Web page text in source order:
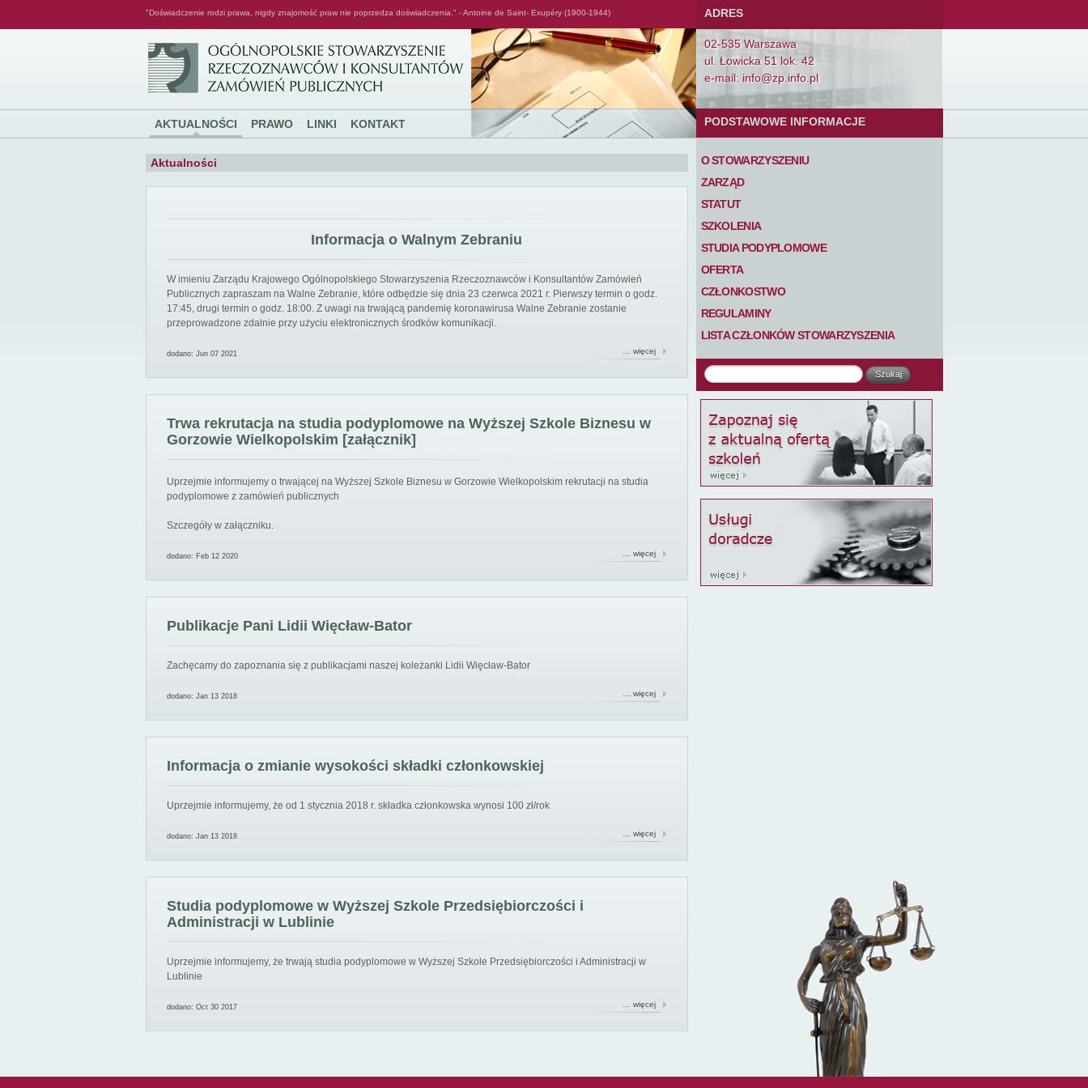
"Doświadczenie rodzi prawa, nigdy znajomość praw nie poprzedza doświadczenia." - Antoine de Saint- Exupéry (1900-1944)
AKTUALNOŚCI PRAWO LINKI KONTAKT
ADRES
02-535 Warszawa
ul. Łowicka 51 lok. 42
e-mail: info@zp.info.pl
PODSTAWOWE INFORMACJE
O STOWARZYSZENIU
ZARZĄD
STATUT
SZKOLENIA
STUDIA PODYPLOMOWE
OFERTA
CZŁONKOSTWO
REGULAMINY
LISTA CZŁONKÓW STOWARZYSZENIA
Aktualności
Informacja o Walnym Zebraniu
W imieniu Zarządu Krajowego Ogólnopolskiego Stowarzyszenia Rzeczoznawców i Konsultantów Zamówień
Publicznych zapraszam na Walne Zebranie, które odbędzie się dnia 23 czerwca 2021 r. Pierwszy termin o godz.
17:45, drugi termin o godz. 18:00. Z uwagi na trwającą pandemię koronawirusa Walne Zebranie zostanie
przeprowadzone zdalnie przy użyciu elektronicznych środków komunikacji.
dodano: Jun 07 2021 … więcej
Trwa rekrutacja na studia podyplomowe na Wyższej Szkole Biznesu w
Gorzowie Wielkopolskim [załącznik]
Uprzejmie informujemy o trwającej na Wyższej Szkole Biznesu w Gorzowie Wielkopolskim rekrutacji na studia
podyplomowe z zamówień publicznych
Szczegóły w załączniku.
dodano: Feb 12 2020 … więcej
Publikacje Pani Lidii Więcław-Bator
Zachęcamy do zapoznania się z publikacjami naszej koleżanki Lidii Więcław-Bator
dodano: Jan 13 2018 … więcej
Informacja o zmianie wysokości składki członkowskiej
Uprzejmie informujemy, że od 1 stycznia 2018 r. składka członkowska wynosi 100 zł/rok
dodano: Jan 13 2018 … więcej
Studia podyplomowe w Wyższej Szkole Przedsiębiorczości i
Administracji w Lublinie
Uprzejmie informujemy, że trwają studia podyplomowe w Wyższej Szkole Przedsiębiorczości i Administracji w
Lublinie
dodano: Oct 30 2017 … więcej